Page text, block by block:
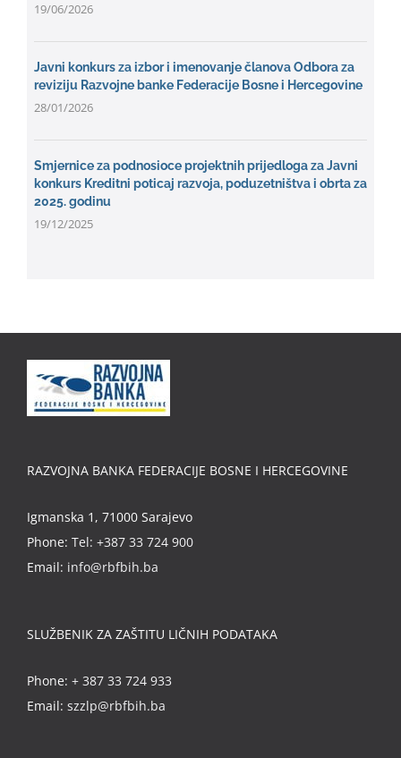
19/06/2026
Javni konkurs za izbor i imenovanje članova Odbora za
reviziju Razvojne banke Federacije Bosne i Hercegovine
28/01/2026
Smjernice za podnosioce projektnih prijedloga za Javni
konkurs Kreditni poticaj razvoja, poduzetništva i obrta za
2025. godinu
19/12/2025
RAZVOJNA BANKA FEDERACIJE BOSNE I HERCEGOVINE
Igmanska 1, 71000 Sarajevo
Phone: Tel: +387 33 724 900
Email: info@rbfbih.ba
SLUŽBENIK ZA ZAŠTITU LIČNIH PODATAKA
Phone: + 387 33 724 933
Email: szzlp@rbfbih.ba